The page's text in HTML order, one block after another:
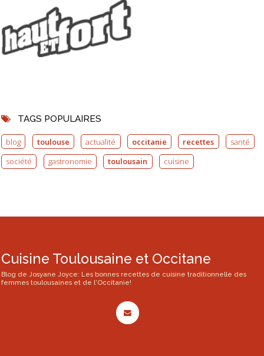
TAGS POPULAIRES
blog toulouse actualité occitanie recettes
santé
société
gastronomie toulousain cuisine
Cuisine Toulousaine et Occitane
Blog de Josyane Joyce: Les bonnes recettes de cuisine traditionnelle des
femmes toulousaines et de l'Occitanie!